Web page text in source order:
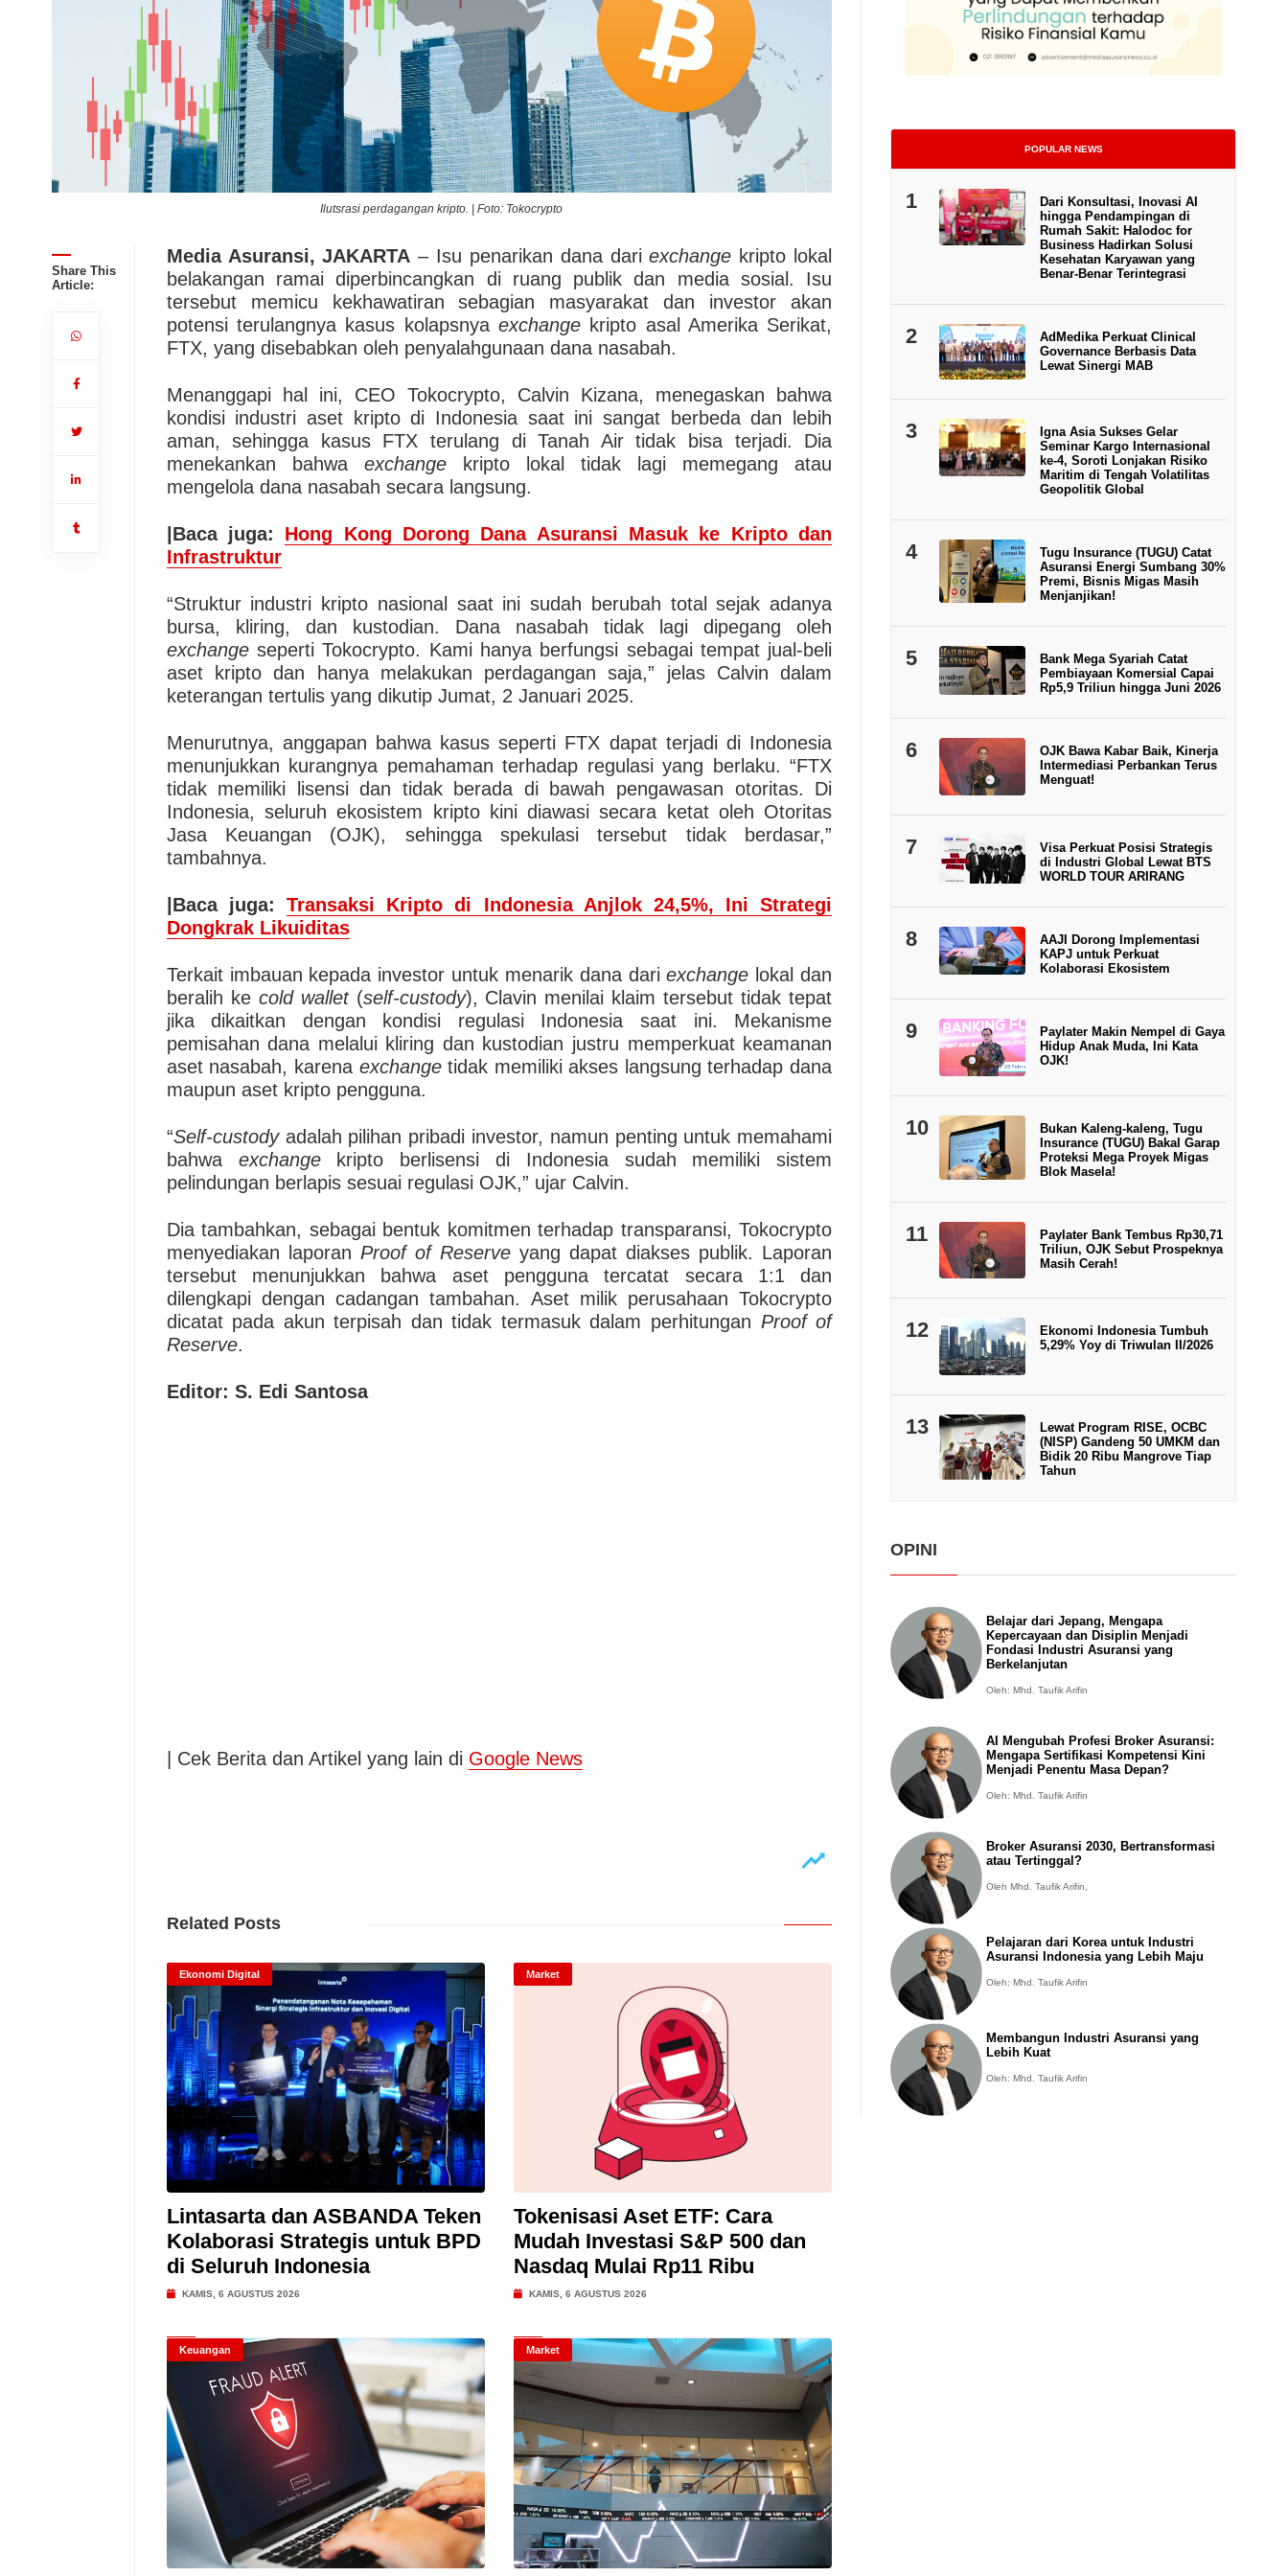
Ilutsrasi perdagangan kripto. | Foto: Tokocrypto Ilutsrasi perdagangan kripto. | Foto:
Share This
Article:
Media Asuransi, JAKARTA – Isu penarikan dana dariexchange kripto lokal
belakangan ramai diperbincangkan di ruang publik dan media sosial. Isu
tersebut memicu kekhawatiran sebagian masyarakat dan investor akan
potensi terulangnya kasus kolapsnya exchangekripto asal Amerika Serikat,
FTX, yang disebabkan oleh penyalahgunaan dana nasabah.
Menanggapi hal ini, CEO Tokocrypto, Calvin Kizana, menegaskan bahwa
kondisi industri aset kripto di Indonesia saat ini sangat berbeda dan lebih
aman, sehingga kasus FTX terulang di Tanah Air tidak bisa terjadi. Dia
menekankan bahwa exchangekripto lokal tidak lagi memegang atau
mengelola dana nasabah secara langsung.
|Baca juga: Hong Kong Dorong Dana Asuransi Masuk ke Kripto dan
Infrastruktur
“Struktur industri kripto nasional saat ini sudah berubah total sejak adanya
bursa, kliring, dan kustodian. Dana nasabah tidak lagi dipegang oleh
exchangeseperti Tokocrypto. Kami hanya berfungsi sebagai tempat jual-beli
aset kripto dan hanya melakukan perdagangan saja,” jelas Calvin dalam
keterangan tertulis yang dikutip Jumat, 2 Januari 2025.
Menurutnya, anggapan bahwa kasus seperti FTX dapat terjadi di Indonesia
menunjukkan kurangnya pemahaman terhadap regulasi yang berlaku. “FTX
tidak memiliki lisensi dan tidak berada di bawah pengawasan otoritas. Di
Indonesia, seluruh ekosistem kripto kini diawasi secara ketat oleh Otoritas
Jasa Keuangan (OJK), sehingga spekulasi tersebut tidak berdasar,”
tambahnya.
|Baca juga:Transaksi Kripto di Indonesia Anjlok 24,5%, Ini Strategi
Dongkrak Likuiditas
Terkait imbauan kepada investor untuk menarik dana dariexchange lokal dan
beralih ke cold wallet(self-custody), Clavin menilai klaim tersebut tidak tepat
jika dikaitkan dengan kondisi regulasi Indonesia saat ini. Mekanisme
pemisahan dana melalui kliring dan kustodian justru memperkuat keamanan
aset nasabah, karena exchangetidak memiliki akses langsung terhadap dana
maupun aset kripto pengguna.
“Self-custodyadalah pilihan pribadi investor, namun penting untuk memahami
bahwa exchangekripto berlisensi di Indonesia sudah memiliki sistem
pelindungan berlapis sesuai regulasi OJK,” ujar Calvin.
Dia tambahkan, sebagai bentuk komitmen terhadap transparansi, Tokocrypto
menyediakan laporan Proof of Reserveyang dapat diakses publik. Laporan
tersebut menunjukkan bahwa aset pengguna tercatat secara 1:1 dan
dilengkapi dengan cadangan tambahan. Aset milik perusahaan Tokocrypto
dicatat pada akun terpisah dan tidak termasuk dalam perhitungan Proof of
Reserve.
Editor: S. Edi Santosa
| Cek Berita dan Artikel yang lain di Google News
Related Posts
Ekonomi Digital
Lintasarta dan ASBANDA Teken
Kolaborasi Strategis untuk BPD
di Seluruh Indonesia
KAMIS, 6 AGUSTUS 2026
Market
Tokenisasi Aset ETF: Cara
Mudah Investasi S&P 500 dan
Nasdaq Mulai Rp11 Ribu
KAMIS, 6 AGUSTUS 2026
Keuangan Market
POPULAR NEWS
1
Dari Konsultasi, Inovasi AI
hingga Pendampingan di
Rumah Sakit: Halodoc for
Business Hadirkan Solusi
Kesehatan Karyawan yang
Benar-Benar Terintegrasi
2
AdMedika Perkuat Clinical
Governance Berbasis Data
Lewat Sinergi MAB
3
Igna Asia Sukses Gelar
Seminar Kargo Internasional
ke-4, Soroti Lonjakan Risiko
Maritim di Tengah Volatilitas
Geopolitik Global
4
Tugu Insurance (TUGU) Catat
Asuransi Energi Sumbang 30%
Premi, Bisnis Migas Masih
Menjanjikan!
5
Bank Mega Syariah Catat
Pembiayaan Komersial Capai
Rp5,9 Triliun hingga Juni 2026
6
OJK Bawa Kabar Baik, Kinerja
Intermediasi Perbankan Terus
Menguat!
7
Visa Perkuat Posisi Strategis
di Industri Global Lewat BTS
WORLD TOUR ARIRANG
8
AAJI Dorong Implementasi
KAPJ untuk Perkuat
Kolaborasi Ekosistem
9
Paylater Makin Nempel di Gaya
Hidup Anak Muda, Ini Kata
OJK!
10
Bukan Kaleng-kaleng, Tugu
Insurance (TUGU) Bakal Garap
Proteksi Mega Proyek Migas
Blok Masela!
11
Paylater Bank Tembus Rp30,71
Triliun, OJK Sebut Prospeknya
Masih Cerah!
12
Ekonomi Indonesia Tumbuh
5,29% Yoy di Triwulan II/2026
13
Lewat Program RISE, OCBC
(NISP) Gandeng 50 UMKM dan
Bidik 20 Ribu Mangrove Tiap
Tahun
OPINI
Belajar dari Jepang, Mengapa
Kepercayaan dan Disiplin Menjadi
Fondasi Industri Asuransi yang
Berkelanjutan
Oleh: Mhd. Taufik Arifin
AI Mengubah Profesi Broker Asuransi:
Mengapa Sertifikasi Kompetensi Kini
Menjadi Penentu Masa Depan?
Oleh: Mhd. Taufik Arifin
Broker Asuransi 2030, Bertransformasi
atau Tertinggal?
Oleh Mhd. Taufik Arifin,
Pelajaran dari Korea untuk Industri
Asuransi Indonesia yang Lebih Maju
Oleh: Mhd. Taufik Arifin
Membangun Industri Asuransi yang
Lebih Kuat
Oleh: Mhd. Taufik Arifin